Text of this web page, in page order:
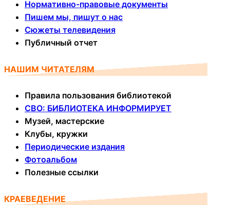
Нормативно-правовые документы
Пишем мы, пишут о нас
Сюжеты телевидения
Публичный отчет
НАШИМ ЧИТАТЕЛЯМ
Правила пользования библиотекой
СВО: БИБЛИОТЕКА ИНФОРМИРУЕТ
Музей, мастерские
Клубы, кружки
Периодические издания
Фотоальбом
Полезные ссылки
КРАЕВЕДЕНИЕ